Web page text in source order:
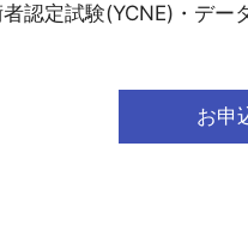
者認定試験(YCNE)・デ
お申